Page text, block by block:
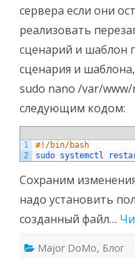
сервера если они
реализовать
сценарий и шаблон
сценария и
sudo nano /var/
следующим кодом:
1
2
#!/bin/bash
sudo systemctl
Сохраним
надо установить
созданный файл…
Major DoMo, Блог